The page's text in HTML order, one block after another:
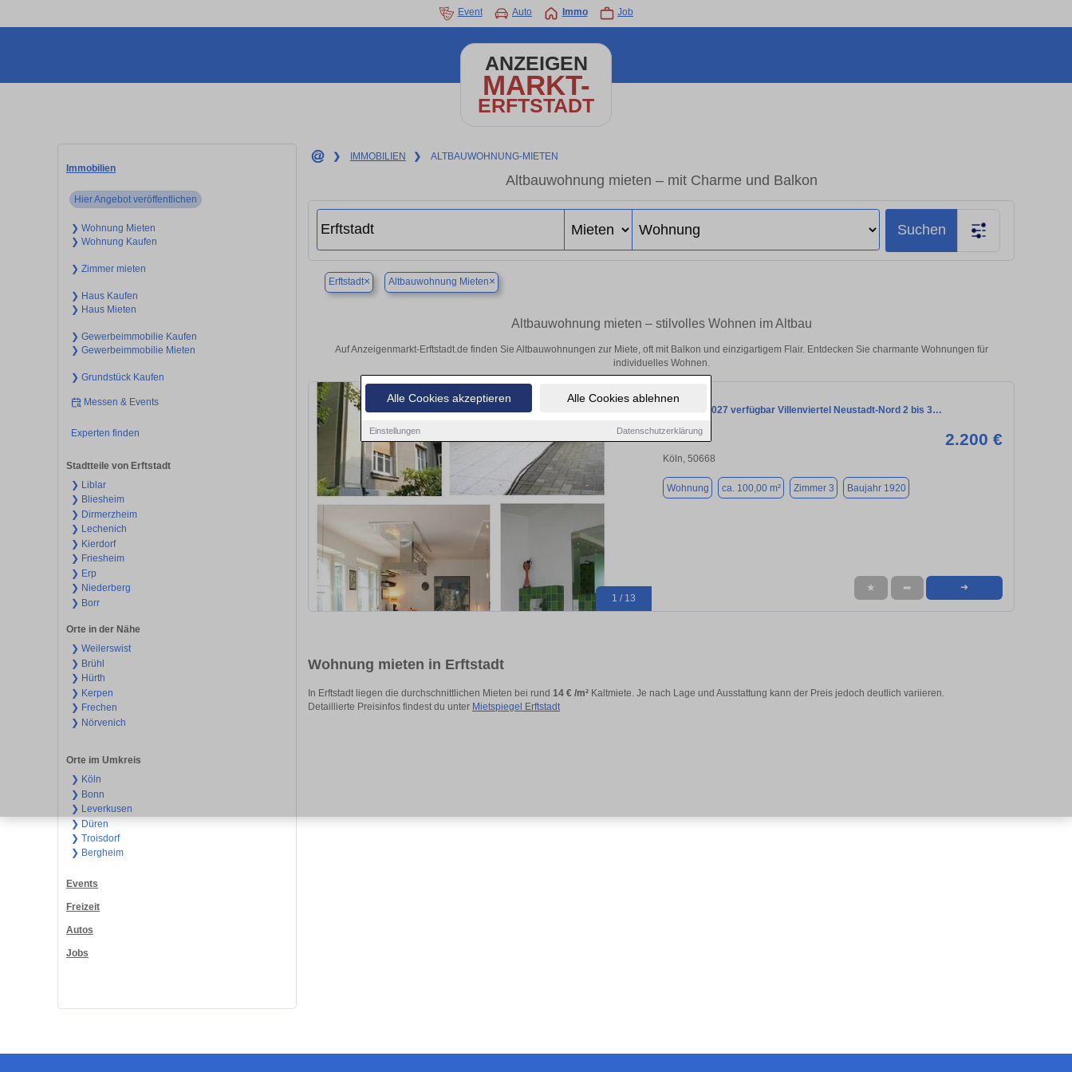
Alle Cookies akzeptieren Alle Cookies ablehnen
Einstellungen Datenschutzerklärung
Event Auto Immo Job
ANZEIGEN
MARKT-
ERFTSTADT
Immobilien
Hier Angebot veröffentlichen
❯ Wohnung Mieten
❯ Wohnung Kaufen
❯ Zimmer mieten
❯ Haus Kaufen
❯ Haus Mieten
❯ Gewerbeimmobilie Kaufen
❯ Gewerbeimmobilie Mieten
❯ Grundstück Kaufen
Messen & Events
Experten finden
Stadtteile von Erftstadt
❯ Liblar
❯ Bliesheim
❯ Dirmerzheim
❯ Lechenich
❯ Kierdorf
❯ Friesheim
❯ Erp
❯ Niederberg
❯ Borr
Orte in der Nähe
❯ Weilerswist
❯ Brühl
❯ Hürth
❯ Kerpen
❯ Frechen
❯ Nörvenich
Orte im Umkreis
❯ Köln
❯ Bonn
❯ Leverkusen
❯ Düren
❯ Troisdorf
❯ Bergheim
Events
Freizeit
Autos
Jobs
❯ IMMOBILIEN ❯ ALTBAUWOHNUNG-MIETEN
Altbauwohnung mieten – mit Charme und Balkon
Suchen
Erftstadt× Altbauwohnung Mieten×
Altbauwohnung mieten – stilvolles Wohnen im Altbau
Auf Anzeigenmarkt-Erftstadt.de finden Sie Altbauwohnungen zur Miete, oft mit Balkon und einzigartigem Flair. Entdecken Sie charmante Wohnungen für
individuelles Wohnen.
1 / 13
ab 01.04. 2027 verfügbar Villenviertel Neustadt-Nord 2 bis 3…
2.200 €
Köln, 50668
Wohnung ca. 100,00 m² Zimmer 3 Baujahr 1920
★ ➦ ➜
Wohnung mieten in Erftstadt
In Erftstadt liegen die durchschnittlichen Mieten bei rund 14 € /m² Kaltmiete. Je nach Lage und Ausstattung kann der Preis jedoch deutlich variieren.
Detaillierte Preisinfos findest du unter Mietspiegel Erftstadt